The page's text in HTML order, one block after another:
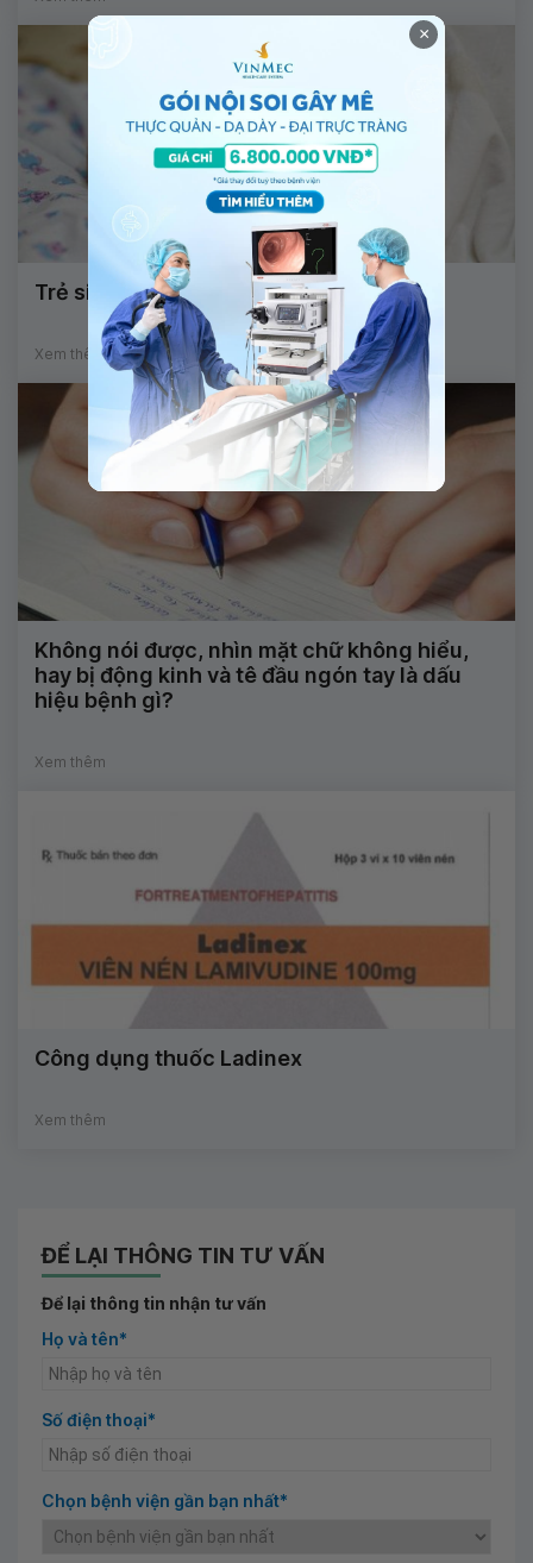
Trẻ sinh non bị giật chân và vàng da
Xem thêm
Không nói được, nhìn mặt chữ không hiểu,
hay bị động kinh và tê đầu ngón tay là dấu
hiệu bệnh gì?
Xem thêm
Công dụng thuốc Ladinex
Xem thêm
ĐỂ LẠI THÔNG TIN TƯ VẤN
Để lại thông tin nhận tư vấn
Họ và tên*
Số điện thoại*
Chọn bệnh viện gần bạn nhất*
×